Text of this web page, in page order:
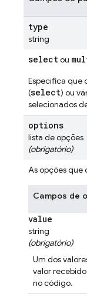
type
string
selectou
Especifica que
(select) ou
selecionados
options
lista de opções
(obrigatório)
As opções que
Campos de
value
string
(obrigatório)
Um dos
valor
no código.